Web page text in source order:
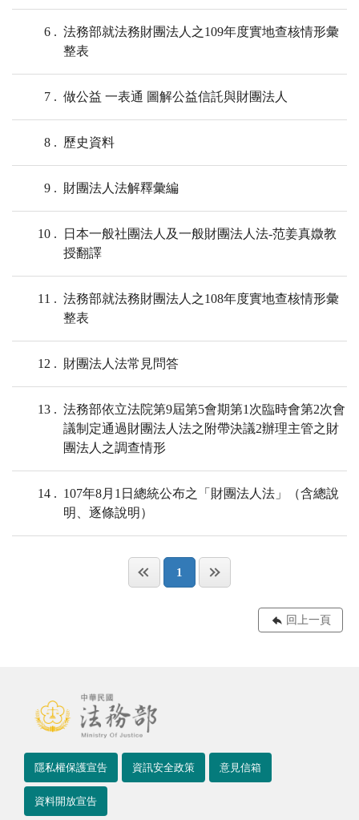
6
法務部就法務財團法人之109年度實地查核情形彙
整表
7 做公益 一表通 圖解公益信託與財團法人
8 歷史資料
9 財團法人法解釋彙編
10
日本一般社團法人及一般財團法人法-范姜真媺教
授翻譯
11
法務部就法務財團法人之108年度實地查核情形彙
整表
12 財團法人法常見問答
13
法務部依立法院第9屆第5會期第1次臨時會第2次會
議制定通過財團法人法之附帶決議2辦理主管之財
團法人之調查情形
14
107年8月1日總統公布之「財團法人法」（含總說
明、逐條說明）
1
回上一頁
隱私權保護宣告 資訊安全政策 意見信箱
資料開放宣告